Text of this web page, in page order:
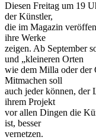
Diesen Freitag um 19
der Künstler,
die im Magazin
ihre Werke
zeigen. Ab September
und „kleineren Orten
wie dem Milla oder der
Mitmachen soll
auch jeder können, der
ihrem Projekt
vor allen Dingen die
ist, besser
vernetzen.